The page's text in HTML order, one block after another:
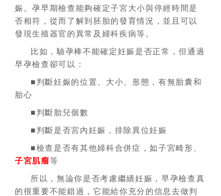
娠。孕早期檢查能夠確定子宮大小與停經時間是
否相符，從而了解到胚胎的發育情況，並且可以
發現生殖器官的異常及婦科疾病等。
比如，驗孕棒不能確定妊娠是否正常，但通過
早孕檢查卻可以：
■判斷妊娠的位置、大小、形態，有無胎囊和
胎心
■判斷胎兒個數
■判斷是否宮內妊娠，排除異位妊娠
■檢查是否有其他婦科合併症，如子宮畸形、
子宮肌瘤等
所以，無論你是否考慮繼續妊娠，早孕檢查真
的很重要不能錯過，它能給你充分的信息去做判